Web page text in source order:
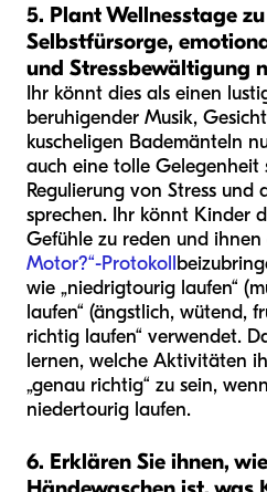
5. Plant Wellnesstage
Selbstfürsorge,
und Stressbewältigung
Ihr könnt dies als einen
beruhigender Musik,
kuscheligen Bademänteln
auch eine tolle Gelegenheit
Regulierung von Stress und
sprechen. Ihr könnt Kinder
Gefühle zu reden und ihnen
Motor?“-Protokoll
wie „niedrigtourig laufen“
laufen“ (ängstlich, wütend,
richtig laufen“ verwendet.
lernen, welche Aktivitäten
„genau richtig“ zu sein,
niedertourig laufen.
6. Erklären Sie ihnen,